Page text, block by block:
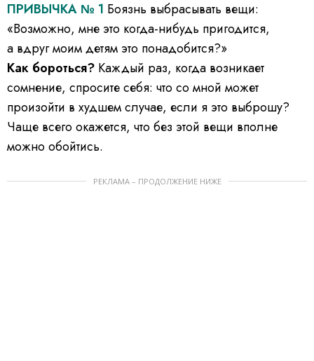
ПРИВЫЧКА № 1 Боязнь выбрасывать вещи:
«Возможно, мне это когда-нибудь пригодится,
а вдруг моим детям это понадобится?»
Как бороться? Каждый раз, когда возникает
сомнение, спросите себя: что со мной может
произойти в худшем случае, если я это выброшу?
Чаще всего окажется, что без этой вещи вполне
можно обойтись.
РЕКЛАМА – ПРОДОЛЖЕНИЕ НИЖЕ